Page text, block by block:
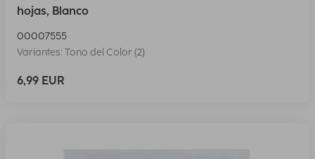
hojas, Blanco
00007555
Variantes: Tono del Color (2)
6,99 EUR